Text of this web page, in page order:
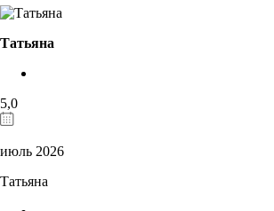
Татьяна
5,0
июль 2026
Татьяна